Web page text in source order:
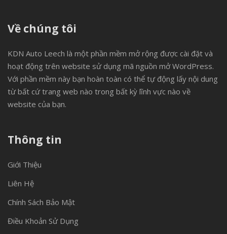
Về chúng tôi
KDN Auto Leech là một phần mềm mở rộng được cài đặt và
hoạt động trên website sử dụng mã nguồn mở WordPress.
Với phần mềm này bạn hoàn toàn có thể tự động lấy nội dung
từ bất cứ trang web nào trong bất kỳ lĩnh vực nào về
website của bạn.
Thông tin
Giới Thiệu
Liên Hệ
Chính Sách Bảo Mật
Điều Khoản Sử Dụng